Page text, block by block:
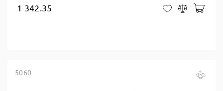
1 342.35 В закладки
Сравнить
5060